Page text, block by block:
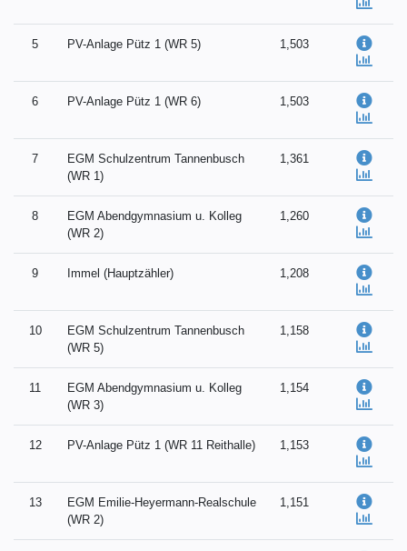
5 PV-Anlage Pütz 1 (WR 5) 1,503
6 PV-Anlage Pütz 1 (WR 6) 1,503
7
EGM Schulzentrum Tannenbusch
(WR 1)
1,361
8
EGM Abendgymnasium u. Kolleg
(WR 2)
1,260
9 Immel (Hauptzähler) 1,208
10
EGM Schulzentrum Tannenbusch
(WR 5)
1,158
11
EGM Abendgymnasium u. Kolleg
(WR 3)
1,154
12 PV-Anlage Pütz 1 (WR 11 Reithalle) 1,153
13
EGM Emilie-Heyermann-Realschule
(WR 2)
1,151